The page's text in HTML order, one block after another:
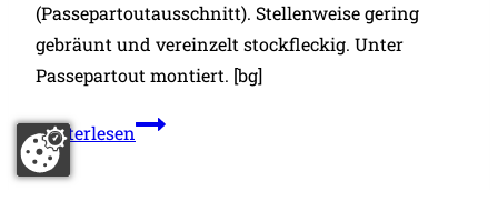
(Passepartoutausschnitt). Stellenweise gering
gebräunt und vereinzelt stockfleckig. Unter
Passepartout montiert. [bg]
WeiterlesenHeidelberg: